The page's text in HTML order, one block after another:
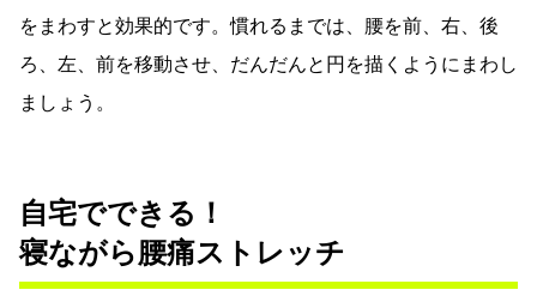
をまわすと効果的です。慣れるまでは、腰を前、右、後
ろ、左、前を移動させ、だんだんと円を描くようにまわし
ましょう。
自宅でできる！
寝ながら腰痛ストレッチ